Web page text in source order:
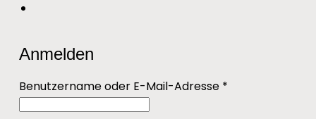
Anmelden
Benutzername oder E-Mail-Adresse *